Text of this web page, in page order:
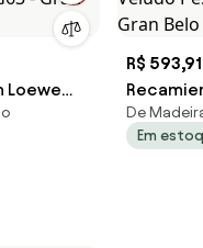
Loewe
- Gran
R$ 593,91
Veludo
Gran
De
Em